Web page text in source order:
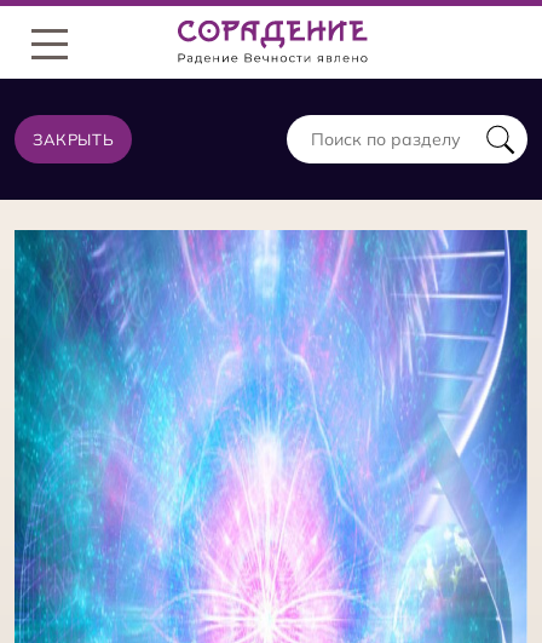
Меню
ЗАКРЫТЬ
ТЕОРИЯ ИЗ ТОЙ ЖЕ КАТЕГОРИИ
Световые конфигурации